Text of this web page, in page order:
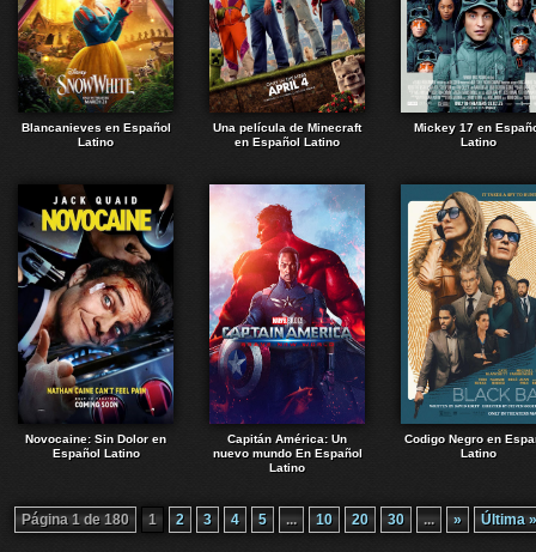
Blancanieves en Español
Latino
Una película de Minecraft
en Español Latino
Mickey 17 en
Latino
Novocaine: Sin Dolor en
Español Latino
Capitán América: Un
nuevo mundo En Español
Latino
Codigo Negro en
Latino
Página 1 de 180 1 2 3 4 5 ... 10 20 30 ... » Última »